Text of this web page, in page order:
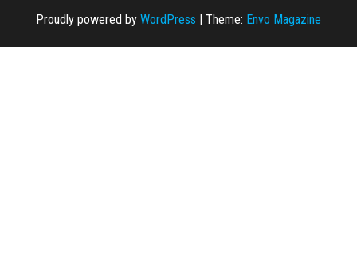
Proudly powered by WordPress | Theme: Envo Magazine